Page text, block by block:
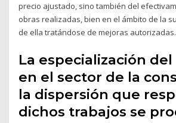
precio ajustado, sino también del
obras realizadas, bien en el ámbito de la
de ella tratándose de mejoras autorizadas.
La especialización
en el sector de la
la dispersión que
dichos trabajos se